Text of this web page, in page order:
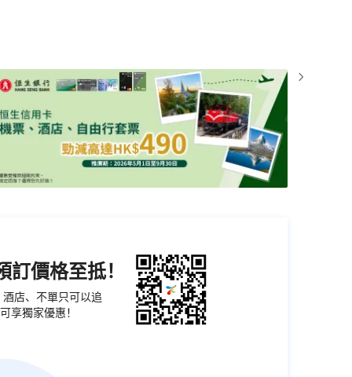
價格至抵！
店、不單只可以追
享獨家優惠！